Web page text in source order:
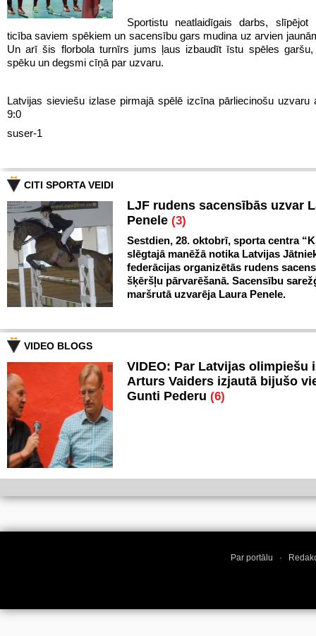
Sportistu neatlaidīgais darbs, slīpējot
ticība saviem spēkiem un sacensību gars mudina uz arvien
Un arī šis florbola turnīrs jums ļaus izbaudīt īstu spēles garšu,
spēku un degsmi cīņā par uzvaru.
Latvijas sieviešu izlase pirmajā spēlē izcīna pārliecinošu uzvaru
9:0
suser-1
CITI SPORTA VEIDI
LJF rudens sacensībās uzvar
Penele (3)
Sestdien, 28. oktobrī, sporta centra
slēgtajā manēžā notika Latvijas
federācijas organizētās rudens
šķēršļu pārvarēšanā. Sacensību
maršrutā uzvarēja Laura Penele.
VIDEO BLOGS
VIDEO: Par Latvijas olimpiešu
Arturs Vaiders izjautā bijušo
Gunti Pederu (6)
Par portālu ·